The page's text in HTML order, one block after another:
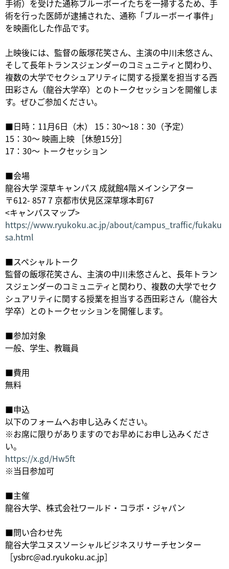
手術）を受けた通称ブルーボーイたちを一掃するため、手
術を行った医師が逮捕された、通称「ブルーボーイ事件」
を映画化した作品です。
上映後には、監督の飯塚花笑さん、主演の中川未悠さん、
そして長年トランスジェンダーのコミュニティと関わり、
複数の大学でセクシュアリティに関する授業を担当する西
田彩さん（龍谷大学卒）とのトークセッションを開催しま
す。ぜひご参加ください。
■日時：11月6日（木） 15：30～18：30（予定）
15：30～ 映画上映 ［休憩15分］
17：30～ トークセッション
■会場
龍谷大学 深草キャンパス 成就館4階メインシアター
〒612- 857 7 京都市伏見区深草塚本町67
<キャンパスマップ>
https://www.ryukoku.ac.jp/about/campus_traffic/fukaku
sa.html
■スペシャルトーク
監督の飯塚花笑さん、主演の中川未悠さんと、長年トラン
スジェンダーのコミュニティと関わり、複数の大学でセク
シュアリティに関する授業を担当する西田彩さん（龍谷大
学卒）とのトークセッションを開催します。
■参加対象
一般、学生、教職員
■費用
無料
■申込
以下のフォームへお申し込みください。
※お席に限りがありますのでお早めにお申し込みくださ
い。
https://x.gd/Hw5ft
※当日参加可
■主催
龍谷大学、株式会社ワールド・コラボ・ジャパン
■問い合わせ先
龍谷大学ユヌスソーシャルビジネスリサーチセンター
［ysbrc@ad.ryukoku.ac.jp］